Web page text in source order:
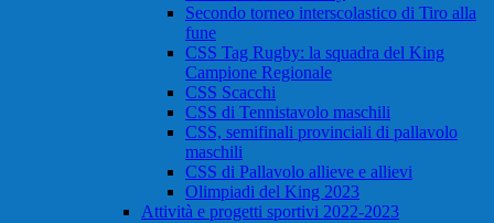
Secondo torneo interscolastico di Tiro alla
fune
CSS Tag Rugby: la squadra del King
Campione Regionale
CSS Scacchi
CSS di Tennistavolo maschili
CSS, semifinali provinciali di pallavolo
maschili
CSS di Pallavolo allieve e allievi
Olimpiadi del King 2023
Attività e progetti sportivi 2022-2023